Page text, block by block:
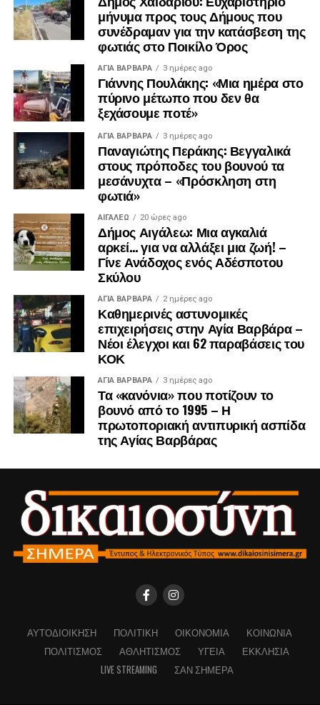
Λίγα λεπτά αργότερα, έφτασε και ο πρώην
πρωθυπουργός, Αντώνης Σαμαράς, ο οποίος αφού
συλλυπήθηκε την οικογένεια, αποχώρησε.
μήνυμα προς τους Δήμους που
συνέδραμαν για την κατάσβεση της
φωτιάς στο Ποικίλο Όρος
ΑΓΙΑ ΒΑΡΒΑΡΑ 3 ημέρες ago
Γιάννης Πουλάκης: «Μια ημέρα στο
πύρινο μέτωπο που δεν θα
ξεχάσουμε ποτέ»
ΑΓΙΑ ΒΑΡΒΑΡΑ 3 ημέρες ago
Παναγιώτης Περάκης: Βεγγαλικά
στους πρόποδες του βουνού τα
μεσάνυχτα – «Πρόσκληση στη
φωτιά»
ΑΙΓΑΛΕΩ 20 ώρες ago
Δήμος Αιγάλεω: Μια αγκαλιά
αρκεί… για να αλλάξει μια ζωή! –
Γίνε Ανάδοχος ενός Αδέσποτου
Σκύλου
ΑΓΙΑ ΒΑΡΒΑΡΑ 2 ημέρες ago
Καθημερινές αστυνομικές
επιχειρήσεις στην Αγία Βαρβάρα –
Νέοι έλεγχοι και 62 παραβάσεις του
ΚΟΚ
ΑΓΙΑ ΒΑΡΒΑΡΑ 3 ημέρες ago
Τα «κανόνια» που ποτίζουν το
βουνό από το 1995 – Η
πρωτοποριακή αντιπυρική ασπίδα
της Αγίας Βαρβάρας
ΑΥΤΟΔΙΟΊΚΗΣΗ ΠΟΛΙΤΙΚΉ ΟΙΚΟΝΟΜΊΑ
ΚΟΙΝΩΝΊΑ
ΠΟΛΙΤΙΣΜΌΣ
ΑΘΛΗΤΙΣΜΌΣ ΥΓΕΊΑ
ΕΚΚΛΗΣΊΑ
LIVE STREAMING
ΣΑΝ ΣΉΜΕΡΑ